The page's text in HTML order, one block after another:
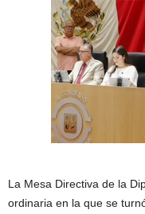
La Mesa Directiva de la
ordinaria en la que se